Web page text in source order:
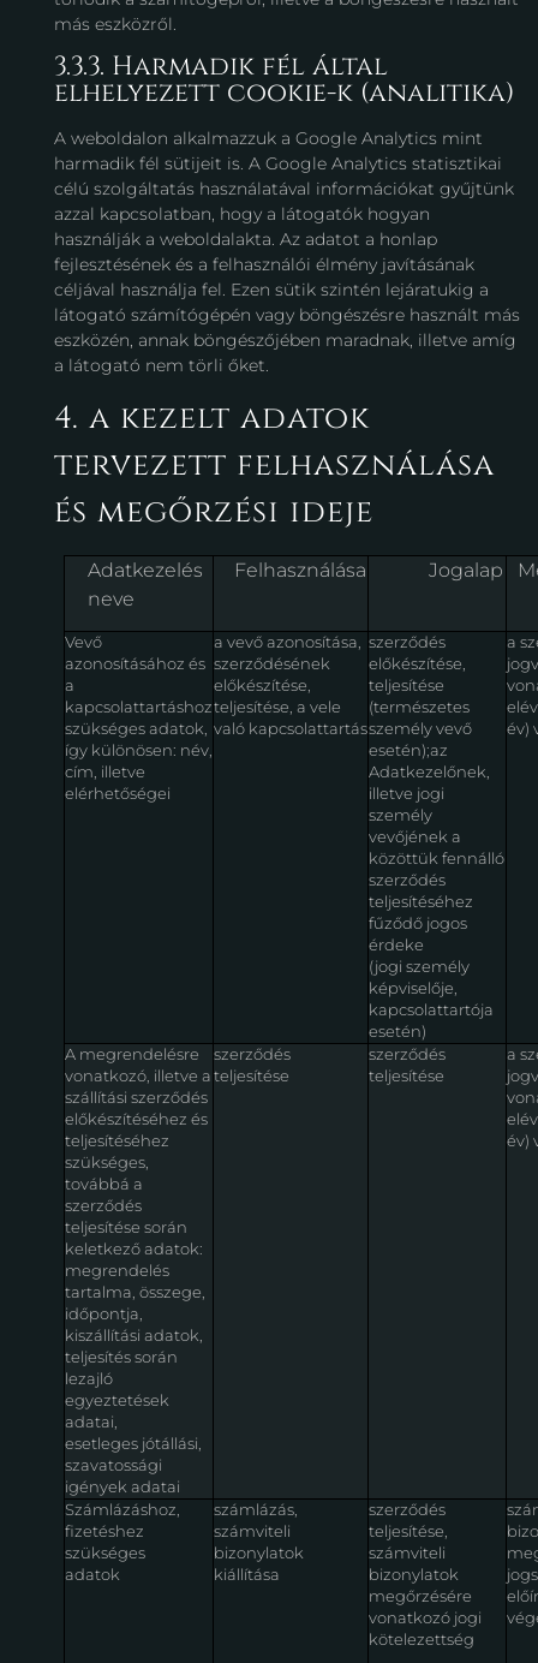
más eszközről.
3.3.3. Harmadik fél által
elhelyezett cookie-k (analitika)
A weboldalon alkalmazzuk a Google Analytics mint
harmadik fél sütijeit is. A Google Analytics statisztikai
célú szolgáltatás használatával információkat gyűjtünk
azzal kapcsolatban, hogy a látogatók hogyan
használják a weboldalakta. Az adatot a honlap
fejlesztésének és a felhasználói élmény javításának
céljával használja fel. Ezen sütik szintén lejáratukig a
látogató számítógépén vagy böngészésre használt más
eszközén, annak böngészőjében maradnak, illetve amíg
a látogató nem törli őket.
4. a kezelt adatok
tervezett felhasználása
és megőrzési ideje
Adatkezelés
neve
Felhasználása Jogalap
Vevő
azonosításához és
a
kapcsolattartáshoz
szükséges adatok,
így különösen: név,
cím, illetve
elérhetőségei
a vevő azonosítása,
szerződésének
előkészítése,
teljesítése, a vele
való kapcsolattartás
szerződés
előkészítése,
teljesítése
(természetes
személy vevő
esetén);az
Adatkezelőnek,
illetve jogi
személy
vevőjének a
közöttük fennálló
szerződés
teljesítéséhez
fűződő jogos
érdeke
(jogi személy
képviselője,
kapcsolattartója
esetén)
a
év)
A megrendelésre
vonatkozó, illetve a
szállítási szerződés
előkészítéséhez és
teljesítéséhez
szükséges,
továbbá a
szerződés
teljesítése során
keletkező adatok:
megrendelés
tartalma, összege,
időpontja,
kiszállítási adatok,
teljesítés során
lezajló
egyeztetések
adatai,
esetleges jótállási,
szavatossági
igények adatai
szerződés
teljesítése
szerződés
teljesítése
a
év)
Számlázáshoz,
fizetéshez
szükséges
adatok
számlázás,
számviteli
bizonylatok
kiállítása
szerződés
teljesítése,
számviteli
bizonylatok
megőrzésére
vonatkozó jogi
kötelezettség